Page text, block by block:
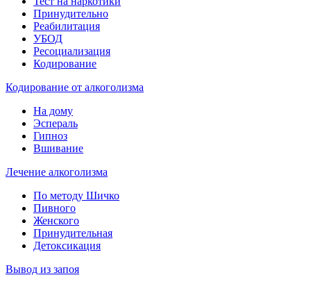
Принудительно
Реабилитация
УБОД
Ресоциализация
Кодирование
Кодирование от алкоголизма
На дому
Эспераль
Гипноз
Вшивание
Лечение алкоголизма
По методу Шичко
Пивного
Женского
Принудительная
Детоксикация
Вывод из запоя